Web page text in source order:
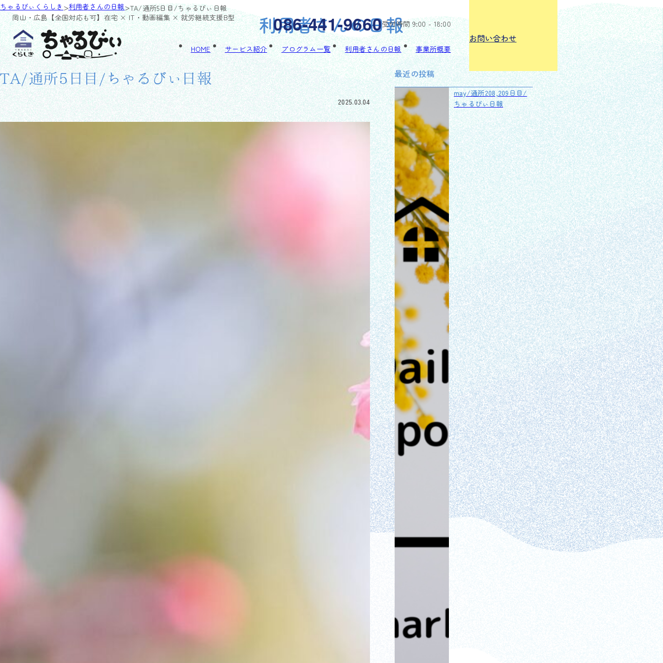
岡山・広島【全国対応も可】在宅 × IT・動画編集 × 就労継続支援B型 086-441-9660受付時間 9:00 - 18:00
HOME サービス紹介 プログラム一覧 利用者さんの日報 事業所概要
お問い合わせ
ちゃるびぃくらしき>利用者さんの日報>TA/通所5日目/ちゃるびぃ日報
利用者さんの日報
TA/通所5日目/ちゃるびぃ日報
2025.03.04
最近の投稿
may/通所208,209日目/
ちゃるびぃ日報